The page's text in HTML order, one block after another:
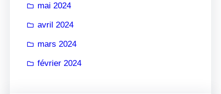
mai 2024
avril 2024
mars 2024
février 2024